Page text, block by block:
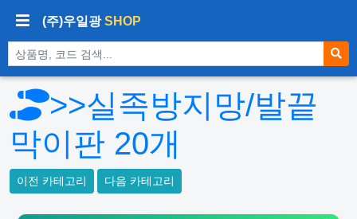
(주)우일광SHOP
상품 검색
>>실족방지망/발끝
막이판 20개
이전 카테고리 다음 카테고리